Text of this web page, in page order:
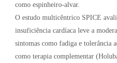
como espinheiro-alvar.
O estudo multicêntrico SPICE
insuficiência cardíaca leve a
sintomas como fadiga e tolerância
como terapia complementar